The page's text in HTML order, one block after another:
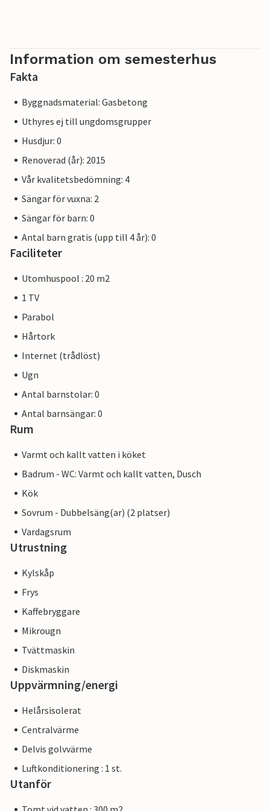
Information om semesterhus
Fakta
Byggnadsmaterial: Gasbetong
Uthyres ej till ungdomsgrupper
Husdjur: 0
Renoverad (år): 2015
Vår kvalitetsbedömning: 4
Sängar för vuxna: 2
Sängar för barn: 0
Antal barn gratis (upp till 4 år): 0
Faciliteter
Utomhuspool : 20 m2
1 TV
Parabol
Hårtork
Internet (trådlöst)
Ugn
Antal barnstolar: 0
Antal barnsängar: 0
Rum
Varmt och kallt vatten i köket
Badrum - WC: Varmt och kallt vatten, Dusch
Kök
Sovrum - Dubbelsäng(ar) (2 platser)
Vardagsrum
Utrustning
Kylskåp
Frys
Kaffebryggare
Mikrougn
Tvättmaskin
Diskmaskin
Uppvärmning/energi
Helårsisolerat
Centralvärme
Delvis golvvärme
Luftkonditionering : 1 st.
Utanför